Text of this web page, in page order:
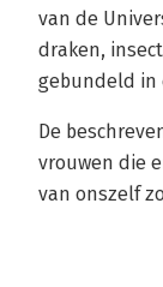
van de
draken,
gebundeld in
De
vrouwen die
van onszelf